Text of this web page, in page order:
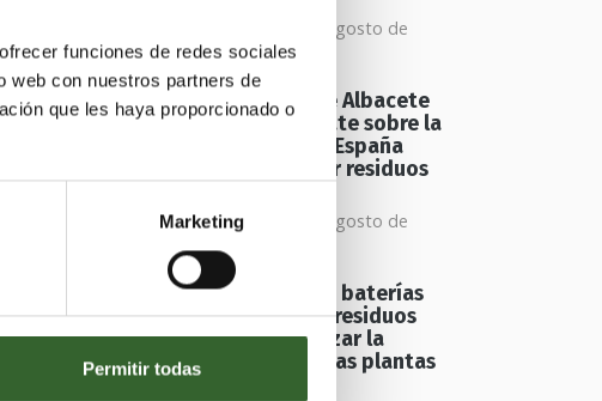
funciones de redes sociales
web con nuestros partners de
que les haya proporcionado o
Marketing
Permitir todas
que
los
miércoles 05 de agosto de
2026
El proyecto de Albacete
reabre el debate sobre la
capacidad de España
para gestionar residuos
miércoles 05 de agosto de
2026
El aumento de baterías
de litio en los residuos
obliga a reforzar la
seguridad en las plantas